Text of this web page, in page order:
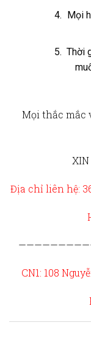
Mọi
Thời
Mọi thắc mắc
Địa chỉ liên hệ:
CN1: 108